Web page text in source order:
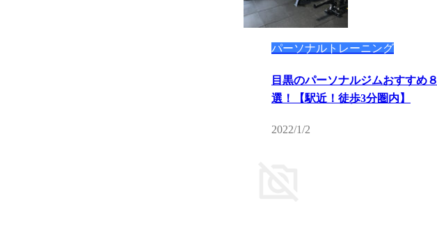
パーソナルトレーニング
目黒のパーソナルジムおすすめ８
選！【駅近！徒歩3分圏内】
2022/1/2